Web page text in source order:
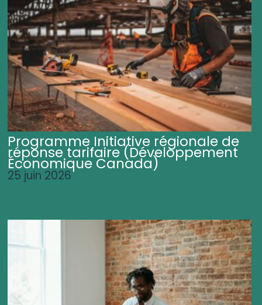
Programme Initiative régionale de
réponse tarifaire (Développement
Économique Canada)
25 juin 2026